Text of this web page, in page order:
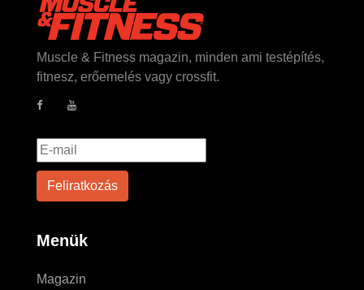
Muscle & Fitness magazin, minden ami testépítés,
fitnesz, erőemelés vagy crossfit.
Menük
Magazin